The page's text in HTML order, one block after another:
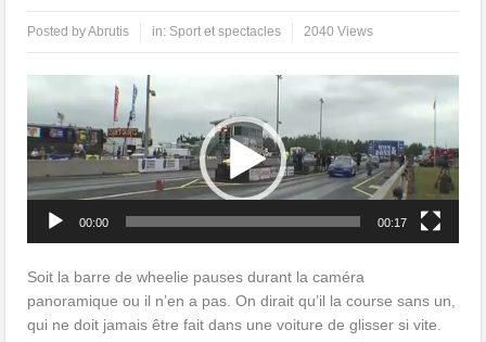
Posted byAbrutis in: Sport et spectacles 2040 Views
vidéo
00:00 00:17
Soit la barre de wheelie pauses durant la caméra
panoramique ou il n’en a pas. On dirait qu’il la course sans un,
qui ne doit jamais être fait dans une voiture de glisser si vite.